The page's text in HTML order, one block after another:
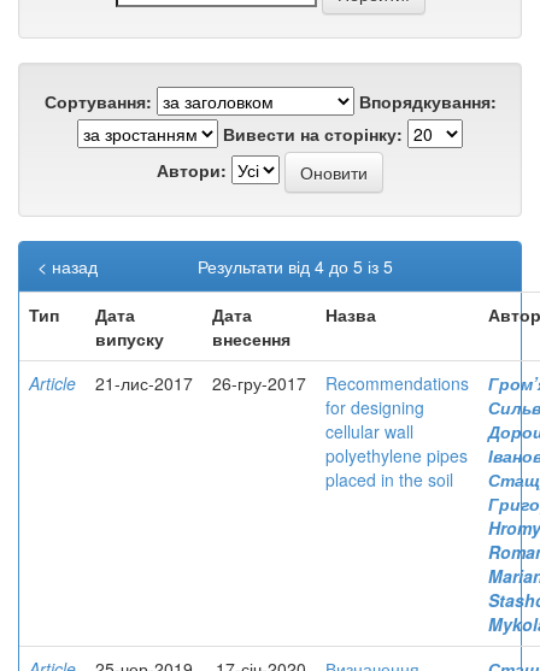
Сортування:
Впорядкування:
Вивести на сторінку:
Автори:
Результати від 4 до 5 із 5
< назад
Тип
Дата
випуску
Дата
внесення
Назва
Article 21-лис-2017 26-гру-2017
Recommendations
for designing
cellular wall
polyethylene pipes
placed in the soil